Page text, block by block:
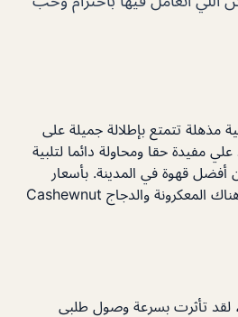
تتمتع بإطلالة جميلة على
مفيدة حقا ومحاولة دائما لتلبية
أفضل قهوة في المدينة. بأسعار
معقولة جدا للطعام. أحب هناك المعكرونة والدجاج Cashewnut
، لقد تأثرت بسرعة وصول طلبي